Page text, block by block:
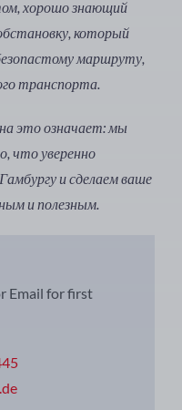
хорошо знающий
который
маршруту,
транспорта.
это означает: мы
что уверенно
и сделаем ваше
и полезным.
Email for first